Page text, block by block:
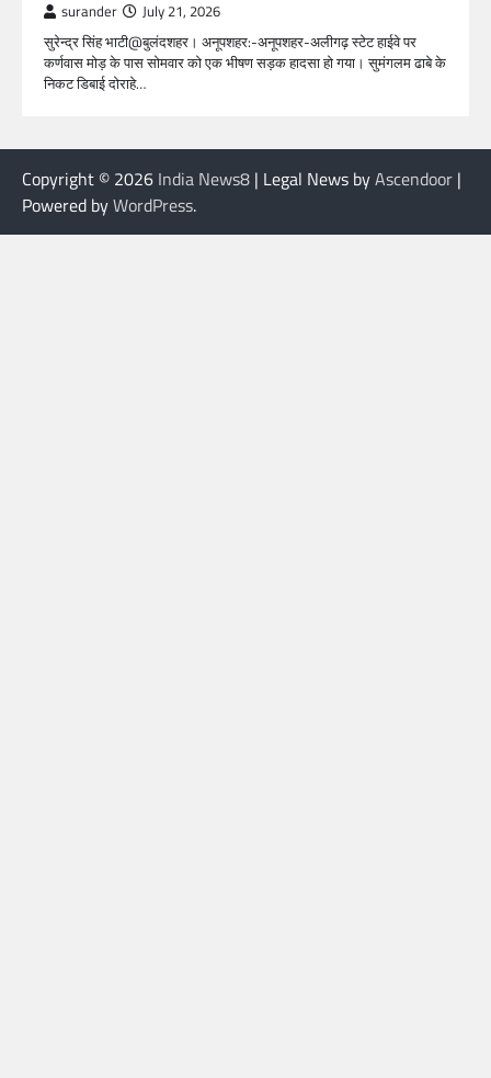
surander July 21, 2026
सुरेन्द्र सिंह भाटी@बुलंदशहर। अनूपशहर:-अनूपशहर-अलीगढ़ स्टेट हाईवे पर
कर्णवास मोड़ के पास सोमवार को एक भीषण सड़क हादसा हो गया। सुमंगलम ढाबे के
निकट डिबाई दोराहे…
Copyright © 2026 India News8 | Legal News byAscendoor |
Powered byWordPress.